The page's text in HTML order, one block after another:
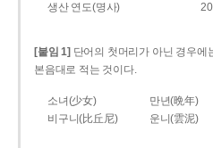
생산 연도(명사)
[붙임 1] 단어의 첫머리가 아닌 경우에
본음대로 적는 것이다.
소녀(少女) 만년(晩年)
비구니(比丘尼)
운니(雲泥)